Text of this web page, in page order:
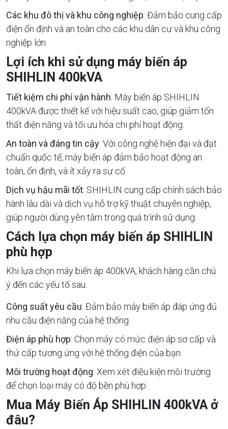
Các khu đô thị và khu công nghiệp: Đảm bảo cung cấp
điện ổn định và an toàn cho các khu dân cư và khu công
nghiệp lớn.
Lợi ích khi sử dụng máy biến áp
SHIHLIN 400kVA
Tiết kiệm chi phí vận hành: Máy biến áp SHIHLIN
400kVA được thiết kế với hiệu suất cao, giúp giảm tổn
thất điện năng và tối ưu hóa chi phí hoạt động.
An toàn và đáng tin cậy: Với công nghệ hiện đại và đạt
chuẩn quốc tế, máy biến áp đảm bảo hoạt động an
toàn, ổn định, và ít xảy ra sự cố.
Dịch vụ hậu mãi tốt: SHIHLIN cung cấp chính sách bảo
hành lâu dài và dịch vụ hỗ trợ kỹ thuật chuyên nghiệp,
giúp người dùng yên tâm trong quá trình sử dụng.
Cách lựa chọn máy biến áp SHIHLIN
phù hợp
Khi lựa chọn máy biến áp 400kVA, khách hàng cần chú
ý đến các yếu tố sau:
Công suất yêu cầu: Đảm bảo máy biến áp đáp ứng đủ
nhu cầu điện năng của hệ thống.
Điện áp phù hợp: Chọn máy có mức điện áp sơ cấp và
thứ cấp tương ứng với hệ thống điện của bạn.
Môi trường hoạt động: Xem xét điều kiện môi trường
để chọn loại máy có độ bền phù hợp.
Mua Máy Biến Áp SHIHLIN 400kVA ở
đâu?